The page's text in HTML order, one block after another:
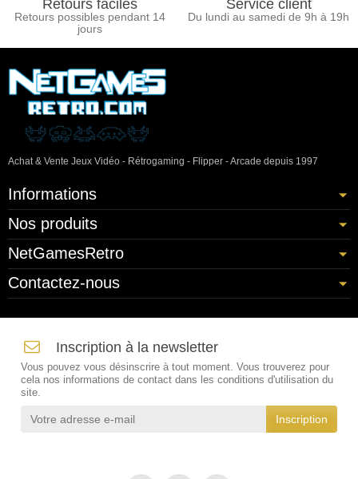
Retours faciles
Retours possibles pendant 14
jours
Service client
Du lundi au samedi de 9h à 19h
Achat & Vente Jeux Vidéo - Rétrogaming - Flipper - Arcade depuis 1997
Informations
Nos produits
NetGamesRetro
Contactez-nous
Inscription à la newsletter
Vous pouvez vous désinscrire à tout moment. Vous trouverez pour
cela nos informations de contact dans les conditions d'utilisation du
site.